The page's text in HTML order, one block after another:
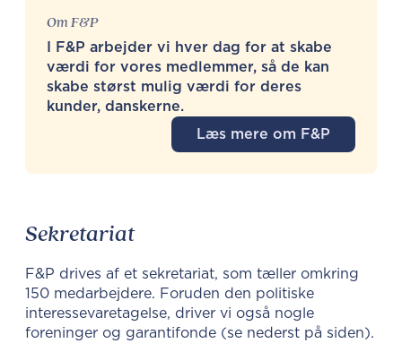
Om F&P
I F&P arbejder vi hver dag for at skabe
værdi for vores medlemmer, så de kan
skabe størst mulig værdi for deres
kunder, danskerne.
Læs mere om F&P
Sekretariat
F&P drives af et sekretariat, som tæller omkring
150 medarbejdere. Foruden den politiske
interessevaretagelse, driver vi også nogle
foreninger og garantifonde (se nederst på siden).